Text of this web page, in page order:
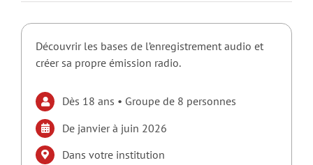
Découvrir les bases de l’enregistrement audio et
créer sa propre émission radio.
Dès 18 ans • Groupe de 8 personnes
De janvier à juin 2026
Dans votre institution